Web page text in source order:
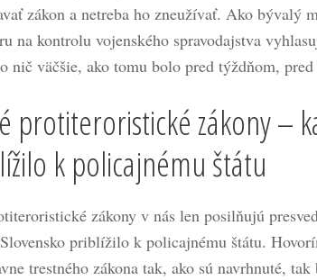
zákon a netreba ho zneužívať. Ako bývalý
na kontrolu vojenského spravodajstva
nič väčšie, ako tomu bolo pred týždňom,
protiteroristické zákony –
k policajnému štátu
zákony v nás len posilňujú
priblížilo k policajnému štátu.
trestného zákona tak, ako sú navrhnuté,